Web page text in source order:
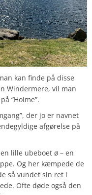
kan finde på disse
Windermere, vil man
“Holme”.
der jo er navnet
afgørelse på
lille ubeboet ø – en
Og her kæmpede de
så vundet sin ret i
Ofte døde også den